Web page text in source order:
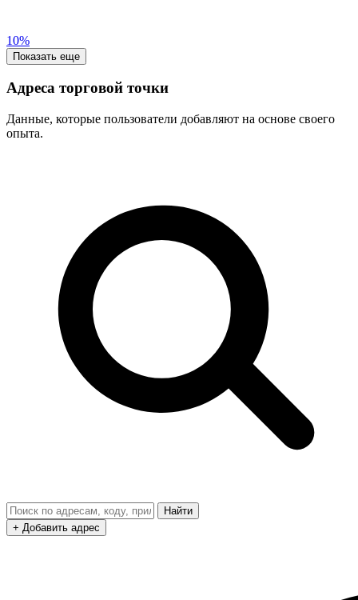
10%
Показать еще
Адреса торговой точки
Данные, которые пользователи добавляют на основе своего
опыта.
Найти
+ Добавить адрес